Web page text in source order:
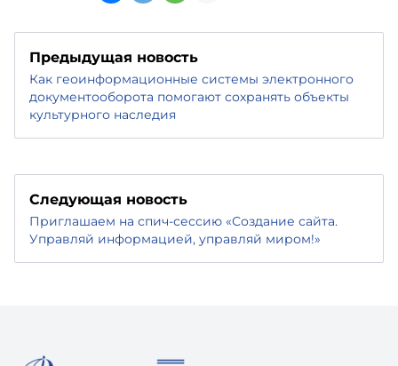
Предыдущая новость
Как геоинформационные системы электронного
документооборота помогают сохранять объекты
культурного наследия
Следующая новость
Приглашаем на спич-сессию «Создание сайта.
Управляй информацией, управляй миром!»